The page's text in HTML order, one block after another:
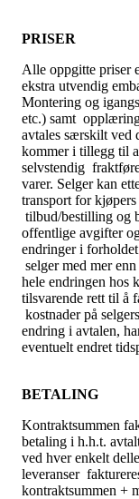
PRISER
Alle oppgitte priser
ekstra utvendig
Montering og
etc.) samt
avtales særskilt ved
kommer i tillegg til
selvstendig
varer. Selger kan
transport for
tilbud/bestilling og
offentlige avgifter
endringer i
selger med mer
hele endringen hos
tilsvarende rett til å
kostnader på
endring i avtalen,
eventuelt endret
BETALING
Kontraktsummen
betaling i h.h.t.
ved hver enkelt
leveranser
kontraktsummen +